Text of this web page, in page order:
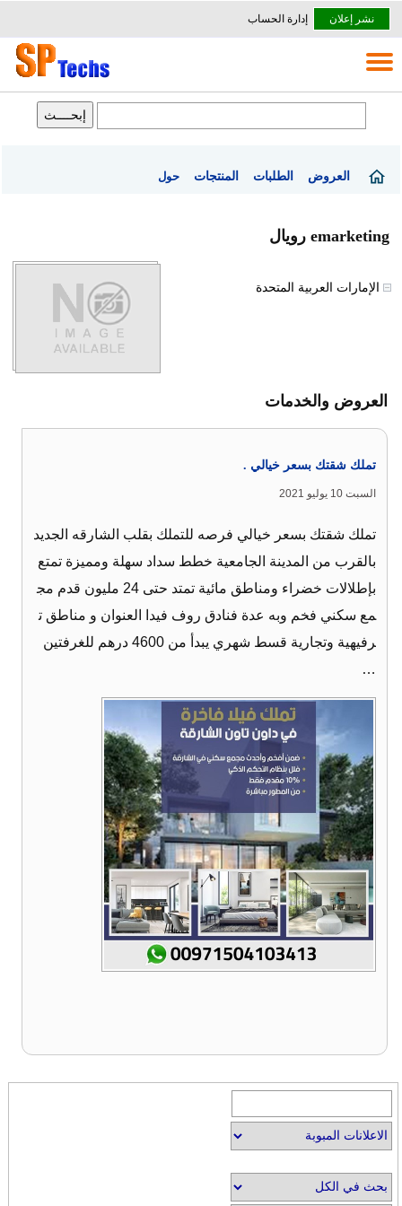
نشر إعلان إدارة الحساب
العروض الطلبات المنتجات حول
emarketing رويال
الإمارات العربية المتحدة
العروض والخدمات
تملك شقتك بسعر خيالي .
السبت 10 يوليو 2021
تملك شقتك بسعر خيالي فرصه للتملك بقلب الشارقه الجديد
بالقرب من المدينة الجامعية خطط سداد سهلة ومميزة تمتع
بإطلالات خضراء ومناطق مائية تمتد حتى 24 مليون قدم مج
مع سكني فخم وبه عدة فنادق روف فيدا العنوان و مناطق ت
رفيهية وتجارية قسط شهري يبدأ من 4600 درهم للغرفتين
…